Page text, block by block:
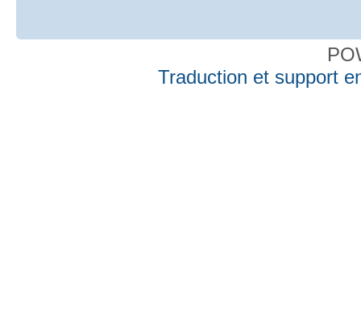
Traduction et support